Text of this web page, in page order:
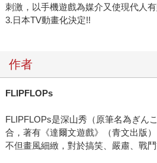
刺激，以手機遊戲為媒介又使現代人有
3.日本TV動畫化決定!!
作者
FLIPFLOPs
FLIPFLOPs是深山秀（原筆名為ぎん
合，著有《達爾文遊戲》（青文出版
不但畫風細緻，對於搞笑、嚴肅、戰鬥